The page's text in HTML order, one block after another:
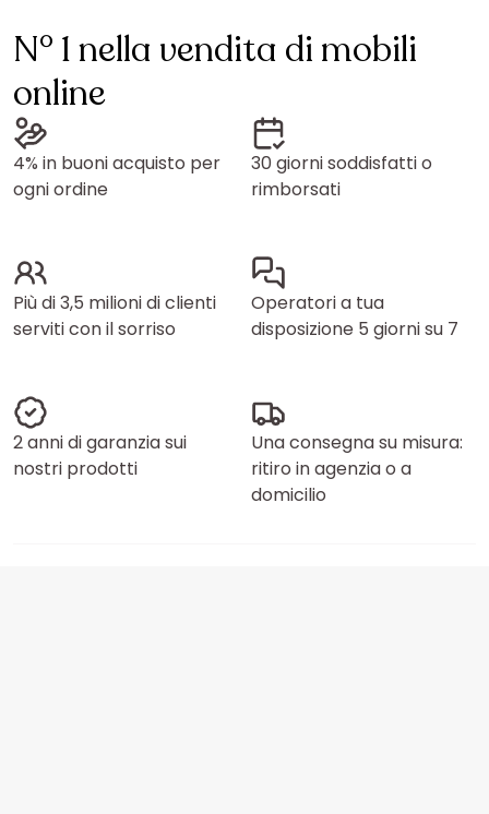
N° 1 nella vendita di mobili
online
4% in buoni acquisto per
ogni ordine
30 giorni soddisfatti o
rimborsati
Più di 3,5 milioni di clienti
serviti con il sorriso
Operatori a tua
disposizione 5 giorni su 7
2 anni di garanzia sui
nostri prodotti
Una consegna su misura:
ritiro in agenzia o a
domicilio